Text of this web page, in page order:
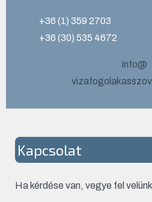
+36 (1) 359 2703
+36 (30) 535 4672
info@
Kapcsolat
Ha kérdése van, vegye fel